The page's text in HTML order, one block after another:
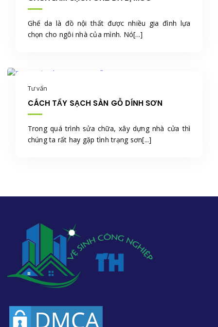
Ghế da là đồ nội thất được nhiều gia đình lựa
chọn cho ngôi nhà của mình. Nó[...]
Tư vấn
CÁCH TẨY SẠCH SÀN GỖ DÍNH SƠN
Trong quá trình sửa chữa, xây dựng nhà cửa thì
chúng ta rất hay gặp tình trạng sơn[...]